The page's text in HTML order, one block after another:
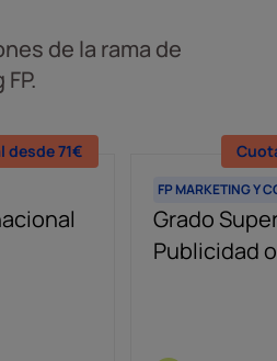
de la rama de
desde 71€
FP MARKETING Y
Grado
Publicidad